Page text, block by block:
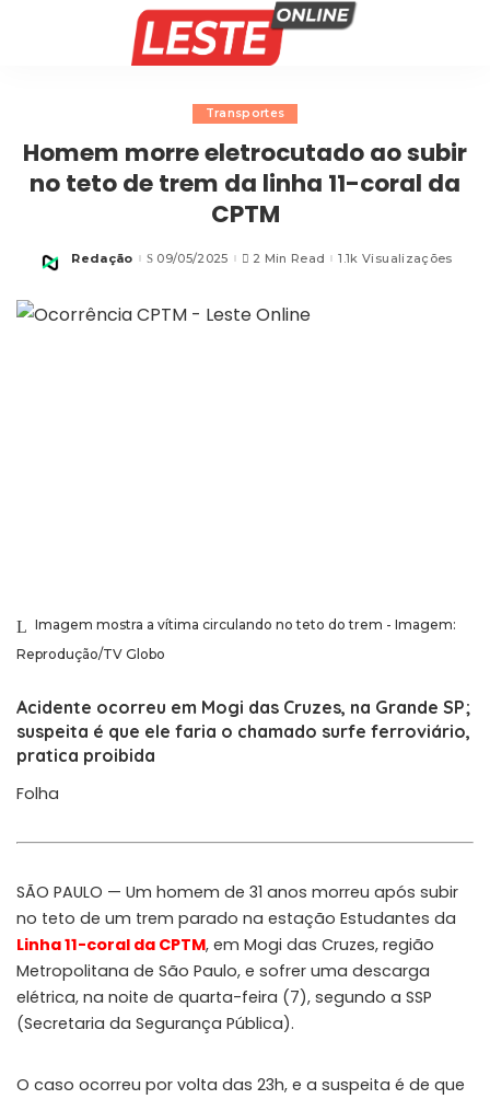
Transportes
Homem morre eletrocutado ao subir
no teto de trem da linha 11-coral da
CPTM
Posted
Redação 09/05/2025 2 Min Read 1.1k Visualizações
Imagem mostra a vítima circulando no teto do trem - Imagem:
Reprodução/TV Globo
Acidente ocorreu em Mogi das Cruzes, na Grande SP;
suspeita é que ele faria o chamado surfe ferroviário,
pratica proibida
Folha
SÃO PAULO — Um homem de 31 anos morreu após subir
no teto de um trem parado na estação Estudantes da
Linha 11-coral da CPTM, em Mogi das Cruzes, região
Metropolitana de São Paulo, e sofrer uma descarga
elétrica, na noite de quarta-feira (7), segundo a SSP
(Secretaria da Segurança Pública).
O caso ocorreu por volta das 23h, e a suspeita é de que